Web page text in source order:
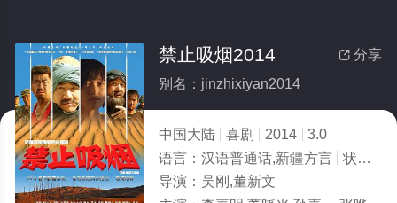
 分享
禁止吸烟2014
别名：jinzhixiyan2014
中国大陆 喜剧 2014
3.0
语言： 汉语普通话,新疆方言 状态：
导演： 吴刚,董新文